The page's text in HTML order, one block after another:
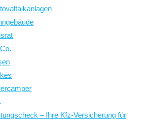
– Ihre Kfz-Versicherung für